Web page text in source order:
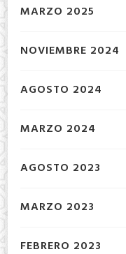
MARZO 2025
NOVIEMBRE 2024
AGOSTO 2024
MARZO 2024
AGOSTO 2023
MARZO 2023
FEBRERO 2023